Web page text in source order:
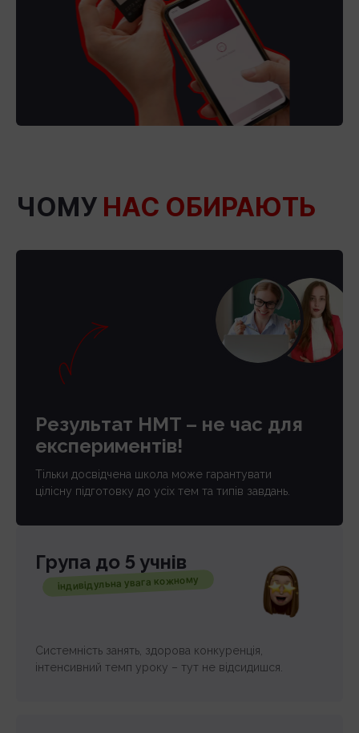
ЧОМУ НАС ОБИРАЮТЬ
Група до 5 учнів
індивідульна увага кожному
Системність занять, здорова конкуренція,
інтенсивний темп уроку – тут не відсидишся.
Результат НМТ – не час для
експериментів!
Тільки досвідчена школа може гарантувати
цілісну підготовку до усіх тем та типів завдань.